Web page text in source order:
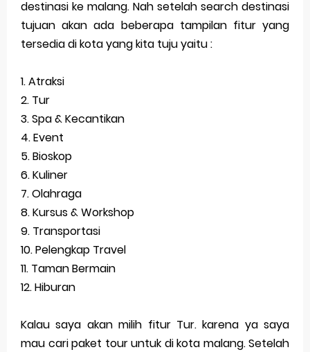
destinasi ke malang. Nah setelah search destinasi
tujuan akan ada beberapa tampilan fitur yang
tersedia di kota yang kita tuju yaitu :
1. Atraksi
2. Tur
3. Spa & Kecantikan
4. Event
5. Bioskop
6. Kuliner
7. Olahraga
8. Kursus & Workshop
9. Transportasi
10. Pelengkap Travel
11. Taman Bermain
12. Hiburan
Kalau saya akan milih fitur Tur. karena ya saya
mau cari paket tour untuk di kota malang. Setelah